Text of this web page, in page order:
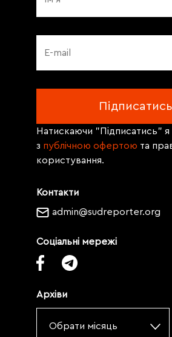
Контакти
admin@sudreporter.org
Соціальні мережі
Архіви
Обрати місяць
Натискаючи "Підписатись"
з публічною офертою та
користування.